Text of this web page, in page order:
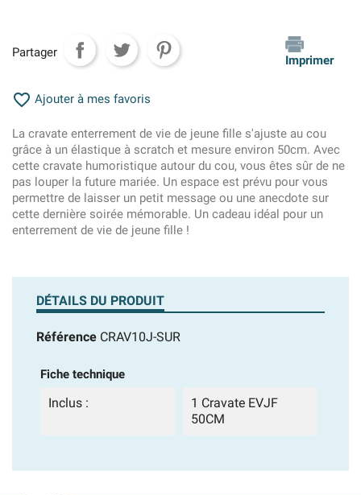
Partager
Imprimer
 Ajouter à mes favoris
La cravate enterrement de vie de jeune fille s'ajuste au cou
grâce à un élastique à scratch et mesure environ 50cm. Avec
cette cravate humoristique autour du cou, vous êtes sûr de ne
pas louper la future mariée. Un espace est prévu pour vous
permettre de laisser un petit message ou une anecdote sur
cette dernière soirée mémorable. Un cadeau idéal pour un
enterrement de vie de jeune fille !
DÉTAILS DU PRODUIT
Référence CRAV10J-SUR
Fiche technique
Inclus :
1 Cravate EVJF
50CM